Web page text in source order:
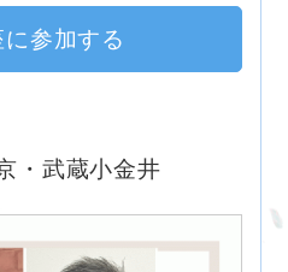
参加する
・武蔵小金井